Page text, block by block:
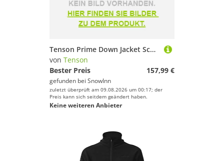
Tenson Prime Down Jacket Schwarz XL Mann
von Tenson
Bester Preis
157,99 €
gefunden bei SnowInn
zuletzt überprüft am 09.08.2026 um 00:17; der
Preis kann sich seitdem geändert haben.
Keine weiteren Anbieter